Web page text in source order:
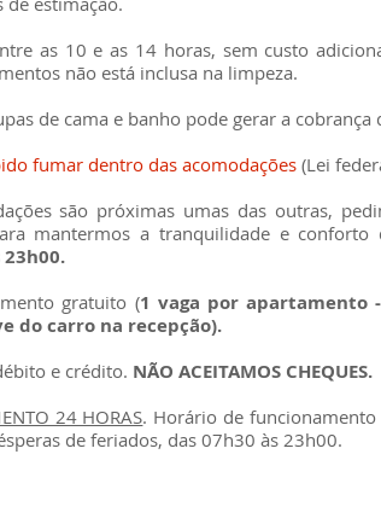
as 10 e as 14 horas, sem custo
não está inclusa na limpeza.
de cama e banho pode gerar a cobrança
fumar dentro das acomodações (Lei
são próximas umas das outras,
mantermos a tranquilidade e conforto
gratuito (1 vaga por apartamento
do carro na recepção).
e crédito. NÃO ACEITAMOS CHEQUES.
24 HORAS. Horário de
de feriados, das 07h30 às 23h00.